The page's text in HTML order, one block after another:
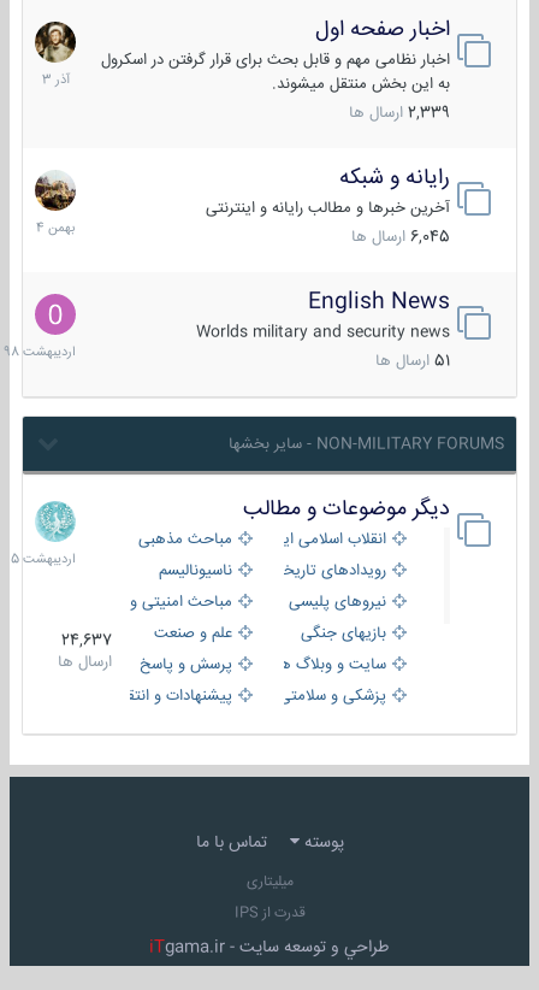
اخبار صفحه اول
اخبار نظامی مهم و قابل بحث برای قرار گرفتن در اسکرول
به این بخش منتقل میشوند.
2,339 ارسال ها
7
آذر
1403
رایانه و شبکه
آخرین خبرها و مطالب رایانه و اینترنتی
6,045 ارسال ها
30
بهمن
1404
English News
Worlds military and security news
51 ارسال ها
10
1398
NON-MILITARY FORUMS - سایر بخشها
دیگر موضوعات و مطالب
انقلاب اسلامی ایران
مباحث مذهبی
رویدادهای تاریخی و مذهبیناسیونالیسم
نیروهای پلیسی
مباحث امنیتی و اطلاعاتی
بازیهای جنگی
علم و صنعت
سایت و وبلاگ ها
پرسش و پاسخ
پزشکی و سلامتی
پیشنهادات و انتقادات
24,637
ارسال ها
8
1405
پوسته تماس با ما
میلیتاری
قدرت از IPS
طراحي و توسعه سايت - iTgama.ir